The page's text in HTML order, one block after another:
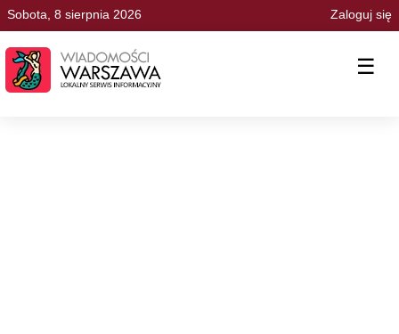
Sobota, 8 sierpnia 2026 Zaloguj się
☰